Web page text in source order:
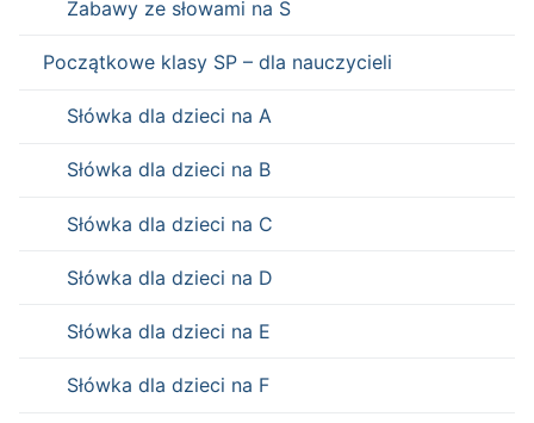
Zabawy ze słowami na S
Początkowe klasy SP – dla nauczycieli
Słówka dla dzieci na A
Słówka dla dzieci na B
Słówka dla dzieci na C
Słówka dla dzieci na D
Słówka dla dzieci na E
Słówka dla dzieci na F